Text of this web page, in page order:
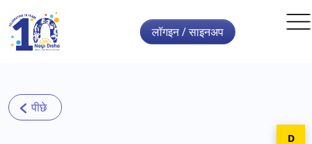
Skip to main content
लॉगइन / साइनअप